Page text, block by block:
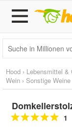
Hood › Lebensmittel &
Wein › Sonstige Weine
1